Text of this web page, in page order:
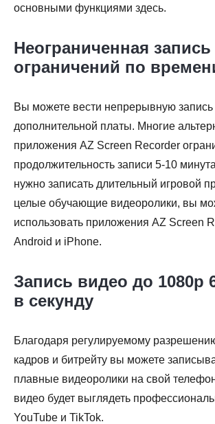
основными функциями здесь.
Неограниченная запись
ограничений по
Вы можете вести непрерывную запись
дополнительной платы. Многие
приложения AZ Screen Recorder
продолжительность записи 5-10
нужно записать длительный игровой
целые обучающие видеоролики, вы
использовать приложения AZ Screen
Android и iPhone.
Запись видео до 1080p
в секунду
Благодаря регулируемому
кадров и битрейту вы можете
плавные видеоролики на свой
видео будет выглядеть
YouTube и TikTok.